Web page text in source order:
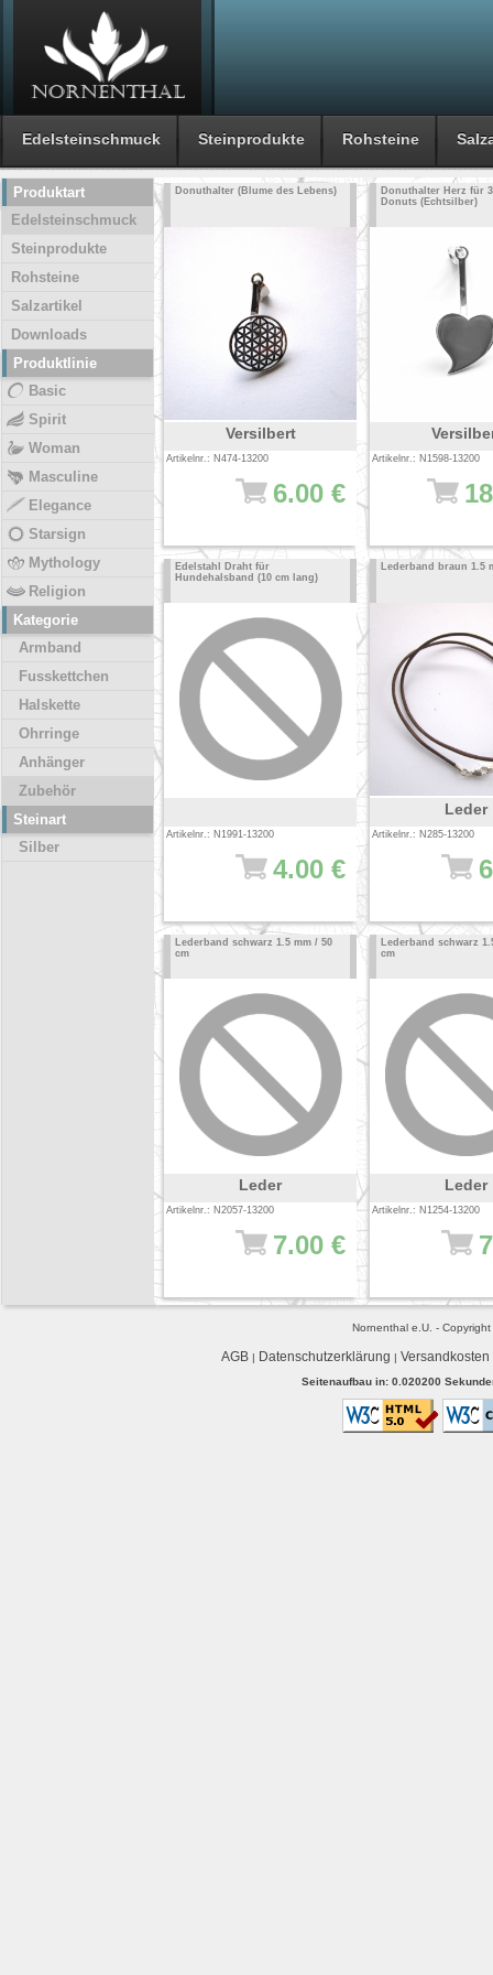
Edelsteinschmuck Steinprodukte Rohsteine
Donuthalter (Blume des Lebens)
Versilbert
Artikelnr.: N474-13200
6.00 €
Donuthalter Herz für
Donuts (Echtsilber)
Artikelnr.: N1598-13200
Edelstahl Draht für
Hundehalsband (10 cm lang)
Artikelnr.: N1991-13200
4.00 €
Lederband braun 1.5
Leder
Artikelnr.: N285-13200
Lederband schwarz 1.5 mm / 50
cm
Leder
Artikelnr.: N2057-13200
7.00 €
Lederband schwarz
cm
Leder
Artikelnr.: N1254-13200
Produktart
Edelsteinschmuck
Steinprodukte
Rohsteine
Salzartikel
Downloads
Produktlinie
Basic
Spirit
Woman
Masculine
Elegance
Starsign
Mythology
Religion
Kategorie
Armband
Fusskettchen
Halskette
Ohrringe
Anhänger
Zubehör
Steinart
Silber
Nornenthal e.U. -
AGB| Datenschutzerklärung | Versandkosten
Seitenaufbau in: 0.020200